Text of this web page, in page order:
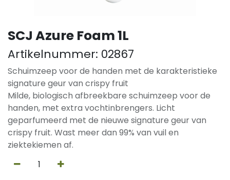
SCJ Azure Foam 1L
Artikelnummer: 02867
Schuimzeep voor de handen met de karakteristieke
signature geur van crispy fruit
Milde, biologisch afbreekbare schuimzeep voor de
handen, met extra vochtinbrengers. Licht
geparfumeerd met de nieuwe signature geur van
crispy fruit. Wast meer dan 99% van vuil en
ziektekiemen af.